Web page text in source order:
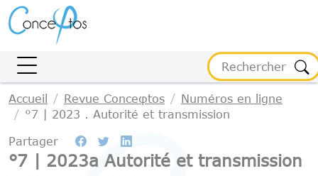
Accueil Revue Conceφtos
Numéros en ligne
°7 | 2023 . Autorité et transmission
Partager
°7 | 2023a Autorité et transmission
Gestion des cookies